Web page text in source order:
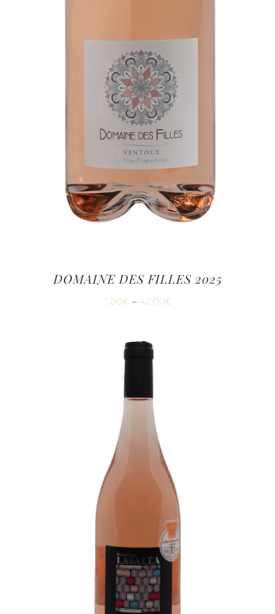
DOMAINE DES FILLES 2025
7,00€ – 42,00€